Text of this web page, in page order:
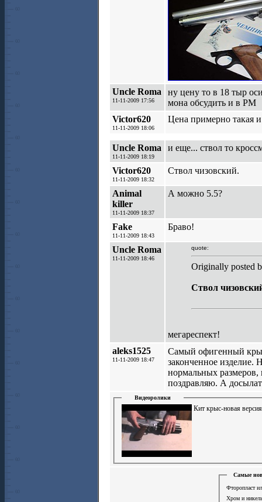
Uncle Roma
11-11-2009 17:56
ну цену то в 18 тыр
мона обсудить и в РМ
Victor620
11-11-2009 18:06
Цена примерно такая
Uncle Roma
11-11-2009 18:19
и еще... ствол то
Victor620
11-11-2009 18:32
Ствол чизовский.
Animal
killer
11-11-2009 18:37
А можно 5.5?
Fake
11-11-2009 18:43
Браво!
Uncle Roma
11-11-2009 18:46
quote:
Originally posted
Ствол
мегареспект!
aleks1525
11-11-2009 18:47
Самый офигенный
законченное изделие.
нормальных размеров,
поздравляю. А
Видеоролики
Кит крыс-новая версия
Самые
Фторопласт
Хром и